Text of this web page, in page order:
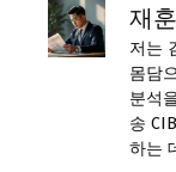
재
저는
몸담
분석
송
하는